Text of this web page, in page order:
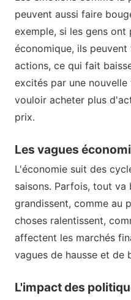
peuvent aussi faire
exemple, si les gens ont
économique, ils
actions, ce qui fait
excités par une
vouloir acheter plus
prix.
Les vagues
L'économie suit des
saisons. Parfois, tout va
grandissent, comme au
choses ralentissent,
affectent les marchés
vagues de hausse et de
L'impact des